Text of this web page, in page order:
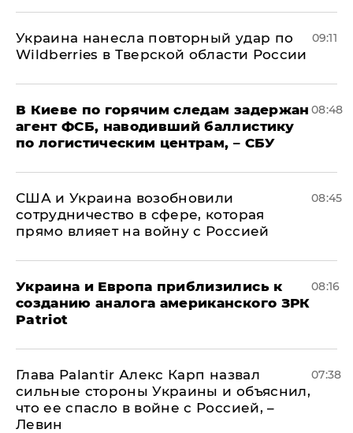
Украина нанесла повторный удар по
Wildberries в Тверской области России
09:11
В Киеве по горячим следам задержан
агент ФСБ, наводивший баллистику
по логистическим центрам, – СБУ
08:48
США и Украина возобновили
сотрудничество в сфере, которая
прямо влияет на войну с Россией
08:45
Украина и Европа приблизились к
созданию аналога американского ЗРК
Patriot
08:16
Глава Palantir Алекс Карп назвал
сильные стороны Украины и объяснил,
что ее спасло в войне с Россией, –
Левин
07:38